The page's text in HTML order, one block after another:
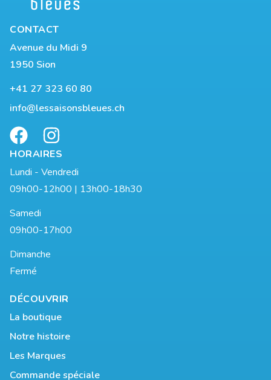
CONTACT
Avenue du Midi 9
1950 Sion
+41 27 323 60 80
info@lessaisonsbleues.ch
HORAIRES
Lundi - Vendredi
09h00-12h00 | 13h00-18h30
Samedi
09h00-17h00
Dimanche
Fermé
DÉCOUVRIR
La boutique
Notre histoire
Les Marques
Commande spéciale